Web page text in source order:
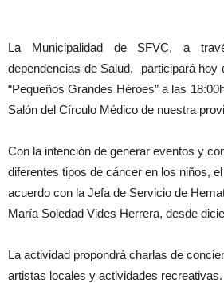
La Municipalidad de SFVC, a
dependencias de Salud, participará hoy
“Pequeños Grandes Héroes” a las
Salón del Círculo Médico de nuestra
Con la intención de generar eventos y
diferentes tipos de cáncer en los niños,
acuerdo con la Jefa de Servicio de
María Soledad Vides Herrera, desde
La actividad propondrá charlas de
artistas locales y actividades recreativas.